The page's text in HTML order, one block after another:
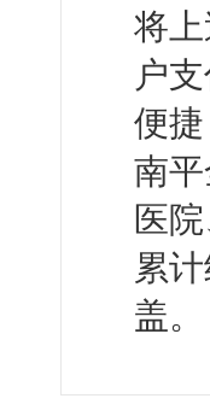
将
户
便
南
医
累
盖